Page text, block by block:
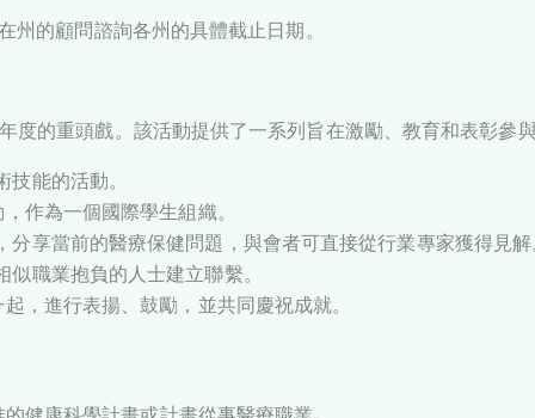
的顧問諮詢各州的具體截止日期。
度的重頭戲。該活動提供了一系列旨在激勵、教育和表彰參
能的活動。
作為一個國際學生組織。
分享當前的醫療保健問題，與會者可直接從行業專家獲得見
職業抱負的人士建立聯繫。
，進行表揚、鼓勵，並共同慶祝成就。